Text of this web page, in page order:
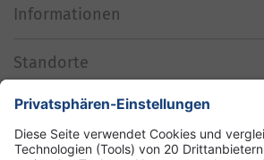
Informationen
Standorte
DRK-Schwesternschaft Berlin